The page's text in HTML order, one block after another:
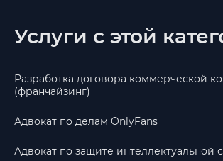
Услуги с этой
Разработка договора коммерческой
(франчайзинг)
Адвокат по делам OnlyFans
Адвокат по защите интеллектуальной